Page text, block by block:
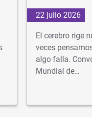
22 julio 2026
El cerebro rige
veces
algo falla.
Mundial de…